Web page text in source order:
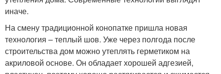
иначе.
На смену традиционной конопатке пришла новая
технология – теплый шов. Уже через полгода после
строительства дом можно утеплять герметиком на
акриловой основе. Он обладает хорошей адгезией,